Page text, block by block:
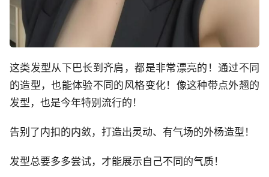
这类发型从下巴长到齐肩，都是非常漂亮的！通过不同
的造型，也能体验不同的风格变化！像这种带点外翘的
发型，也是今年特别流行的！
告别了内扣的内敛，打造出灵动、有气场的外杨造型！
发型总要多多尝试，才能展示自己不同的气质！